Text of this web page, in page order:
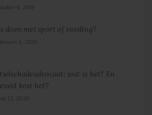
9, 2019
doen met sport of voeding?
5, 2020
wat is het? En
kost het?
12, 2020